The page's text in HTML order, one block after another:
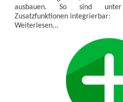
ausbauen. So sind
Zusatzfunktionen integrierbar:
Weiterlesen...